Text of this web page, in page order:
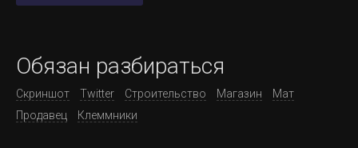
Обязан разбираться
Скриншот Twitter Строительство Магазин
Мат
Продавец
Клеммники